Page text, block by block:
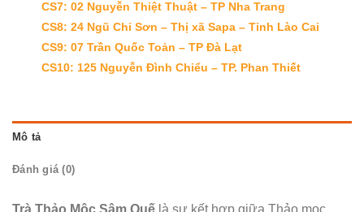
CS7: 02 Nguyễn Thiệt Thuật – TP Nha Trang
CS8: 24 Ngũ Chỉ Sơn – Thị xã Sapa – Tỉnh Lào Cai
CS9: 07 Trần Quốc Toản – TP Đà Lạt
CS10: 125 Nguyễn Đình Chiểu – TP. Phan Thiết
Mô tả
Đánh giá (0)